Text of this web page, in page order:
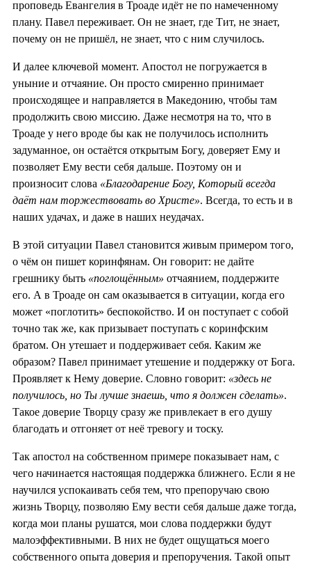
проповедь Евангелия в Троаде идёт не по намеченному
плану. Павел переживает. Он не знает, где Тит, не знает,
почему он не пришёл, не знает, что с ним случилось.
И далее ключевой момент. Апостол не погружается в
уныние и отчаяние. Он просто смиренно принимает
происходящее и направляется в Македонию, чтобы там
продолжить свою миссию. Даже несмотря на то, что в
Троаде у него вроде бы как не получилось исполнить
задуманное, он остаётся открытым Богу, доверяет Ему и
позволяет Ему вести себя дальше. Поэтому он и
произносит слова «Благодарение Богу, Который всегда
даёт нам торжествовать во Христе». Всегда, то есть и в
наших удачах, и даже в наших неудачах.
В этой ситуации Павел становится живым примером того,
о чём он пишет коринфянам. Он говорит: не дайте
грешнику быть «поглощённым» отчаянием, поддержите
его. А в Троаде он сам оказывается в ситуации, когда его
может «поглотить» беспокойство. И он поступает с собой
точно так же, как призывает поступать с коринфским
братом. Он утешает и поддерживает себя. Каким же
образом? Павел принимает утешение и поддержку от Бога.
Проявляет к Нему доверие. Словно говорит: «здесь не
получилось, но Ты лучше знаешь, что я должен сделать».
Такое доверие Творцу сразу же привлекает в его душу
благодать и отгоняет от неё тревогу и тоску.
Так апостол на собственном примере показывает нам, с
чего начинается настоящая поддержка ближнего. Если я не
научился успокаивать себя тем, что препоручаю свою
жизнь Творцу, позволяю Ему вести себя дальше даже тогда,
когда мои планы рушатся, мои слова поддержки будут
малоэффективными. В них не будет ощущаться моего
собственного опыта доверия и препоручения. Такой опыт